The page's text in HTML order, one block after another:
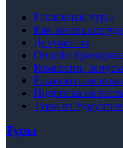
Рекламные туры
Как начать
Документы
Онлайн
Комиссии, бонусы
Реквизиты
Подписка на
Туры из Удмуртии
Туры